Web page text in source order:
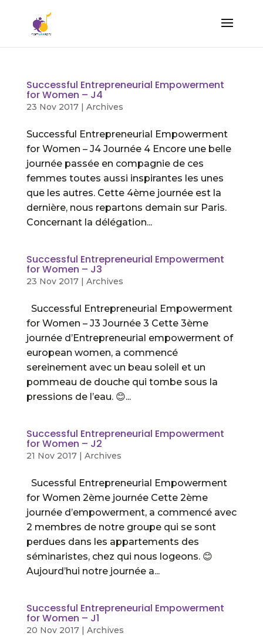
Successful Entrepreneurial Empowerment
for Women – J4
23 Nov 2017| Archives
Successful Entrepreneurial Empowerment
for Women – J4 Journée 4 Encore une belle
journée passée en compagnie de ces
femmes toutes aussi inspirantes les unes
que les autres. Cette 4ème journée est la
dernière, nous repartons demain sur Paris.
Concernant la délégation...
Successful Entrepreneurial Empowerment
for Women – J3
23 Nov 2017| Archives
Successful Entrepreneurial Empowerment
for Women – J3 Journée 3 Cette 3ème
journée d’Entrepreneurial empowerment of
european women, a commencé
sereinement avec un beau soleil et un
pommeau de douche qui tombe sous la
pressions de l’eau. 😊...
Successful Entrepreneurial Empowerment
for Women – J2
21 Nov 2017| Archives
Sucessful Entrepreneurial Empowerment
for Women 2ème journée Cette 2ème
journée d’empowerment, a commencé avec
2 membres de notre groupe qui se sont
perdues dans les appartements des
séminaristes, chez qui nous logeons. 😊
Aujourd’hui notre journée a...
Successful Entrepreneurial Empowerment
for Women – J1
20 Nov 2017| Archives